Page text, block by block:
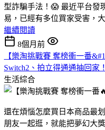
型詐騙手法！😱 最近平台發
易，已經有多位買家受害，
繼續閱讀
8個月前
【樂淘挑戰賽 奪榜衝一番
Switch2、拍立得通通抽回家！
生活綜合
還在煩惱怎麼買日本商品最
朋友一起逛，就能把夢幻大獎